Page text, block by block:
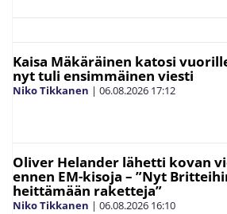
Kaisa Mäkäräinen katosi
nyt tuli ensimmäinen viesti
Niko Tikkanen | 06.08.2026 17:12
Oliver Helander lähetti kovan
ennen EM-kisoja – ”Nyt
heittämään raketteja”
Niko Tikkanen | 06.08.2026 16:10